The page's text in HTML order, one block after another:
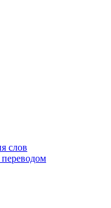
слов